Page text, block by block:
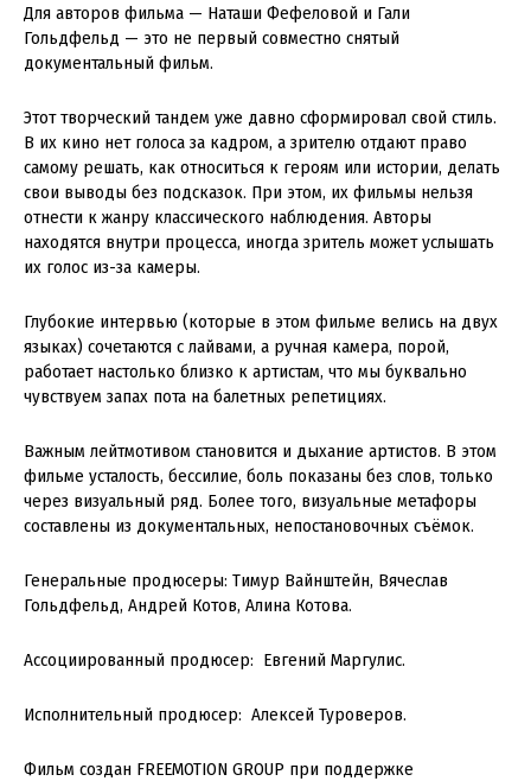
Для авторов фильма — Наташи Фефеловой и Гали
Гольдфельд — это не первый совместно снятый
документальный фильм.
Этот творческий тандем уже давно сформировал свой стиль.
В их кино нет голоса за кадром, а зрителю отдают право
самому решать, как относиться к героям или истории, делать
свои выводы без подсказок. При этом, их фильмы нельзя
отнести к жанру классического наблюдения. Авторы
находятся внутри процесса, иногда зритель может услышать
их голос из-за камеры.
Глубокие интервью (которые в этом фильме велись на двух
языках) сочетаются с лайвами, а ручная камера, порой,
работает настолько близко к артистам, что мы буквально
чувствуем запах пота на балетных репетициях.
Важным лейтмотивом становится и дыхание артистов. В этом
фильме усталость, бессилие, боль показаны без слов, только
через визуальный ряд. Более того, визуальные метафоры
составлены из документальных, непостановочных съёмок.
Генеральные продюсеры: Тимур Вайнштейн, Вячеслав
Гольдфельд, Андрей Котов, Алина Котова.
Ассоциированный продюсер: Евгений Маргулис.
Исполнительный продюсер: Алексей Туроверов.
Фильм создан FREEMOTION GROUP при поддержке